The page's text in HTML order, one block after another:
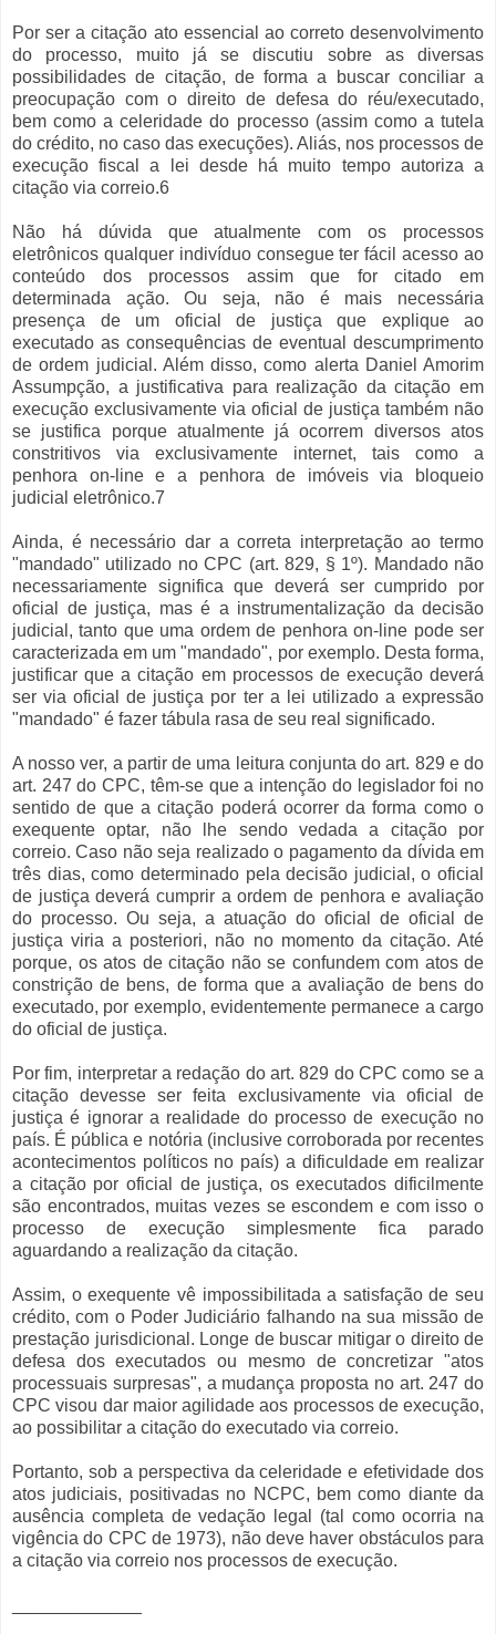
Por ser a citação ato essencial ao correto desenvolvimento
do processo, muito já se discutiu sobre as diversas
possibilidades de citação, de forma a buscar conciliar a
preocupação com o direito de defesa do réu/executado,
bem como a celeridade do processo (assim como a tutela
do crédito, no caso das execuções). Aliás, nos processos de
execução fiscal a lei desde há muito tempo autoriza a
citação via correio.6
Não há dúvida que atualmente com os processos
eletrônicos qualquer indivíduo consegue ter fácil acesso ao
conteúdo dos processos assim que for citado em
determinada ação. Ou seja, não é mais necessária
presença de um oficial de justiça que explique ao
executado as consequências de eventual descumprimento
de ordem judicial. Além disso, como alerta Daniel Amorim
Assumpção, a justificativa para realização da citação em
execução exclusivamente via oficial de justiça também não
se justifica porque atualmente já ocorrem diversos atos
constritivos via exclusivamente internet, tais como a
penhora on-line e a penhora de imóveis via bloqueio
judicial eletrônico.7
Ainda, é necessário dar a correta interpretação ao termo
"mandado" utilizado no CPC (art. 829, § 1º). Mandado não
necessariamente significa que deverá ser cumprido por
oficial de justiça, mas é a instrumentalização da decisão
judicial, tanto que uma ordem de penhora on-line pode ser
caracterizada em um "mandado", por exemplo. Desta forma,
justificar que a citação em processos de execução deverá
ser via oficial de justiça por ter a lei utilizado a expressão
"mandado" é fazer tábula rasa de seu real significado.
A nosso ver, a partir de uma leitura conjunta do art. 829 e do
art. 247 do CPC, têm-se que a intenção do legislador foi no
sentido de que a citação poderá ocorrer da forma como o
exequente optar, não lhe sendo vedada a citação por
correio. Caso não seja realizado o pagamento da dívida em
três dias, como determinado pela decisão judicial, o oficial
de justiça deverá cumprir a ordem de penhora e avaliação
do processo. Ou seja, a atuação do oficial de oficial de
justiça viria a posteriori, não no momento da citação. Até
porque, os atos de citação não se confundem com atos de
constrição de bens, de forma que a avaliação de bens do
executado, por exemplo, evidentemente permanece a cargo
do oficial de justiça.
Por fim, interpretar a redação do art. 829 do CPC como se a
citação devesse ser feita exclusivamente via oficial de
justiça é ignorar a realidade do processo de execução no
país. É pública e notória (inclusive corroborada por recentes
acontecimentos políticos no país) a dificuldade em realizar
a citação por oficial de justiça, os executados dificilmente
são encontrados, muitas vezes se escondem e com isso o
processo de execução simplesmente fica parado
aguardando a realização da citação.
Assim, o exequente vê impossibilitada a satisfação de seu
crédito, com o Poder Judiciário falhando na sua missão de
prestação jurisdicional. Longe de buscar mitigar o direito de
defesa dos executados ou mesmo de concretizar "atos
processuais surpresas", a mudança proposta no art. 247 do
CPC visou dar maior agilidade aos processos de execução,
ao possibilitar a citação do executado via correio.
Portanto, sob a perspectiva da celeridade e efetividade dos
atos judiciais, positivadas no NCPC, bem como diante da
ausência completa de vedação legal (tal como ocorria na
vigência do CPC de 1973), não deve haver obstáculos para
a citação via correio nos processos de execução.